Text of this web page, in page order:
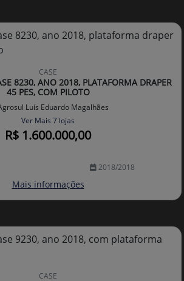
CASE
8230, ANO 2018, PLATAFORMA DRAPER
45 PES, COM PILOTO
Luís Eduardo Magalhães
Ver Mais 7 lojas
R$ 1.600.000,00
2018/2018
Mais informações
CASE